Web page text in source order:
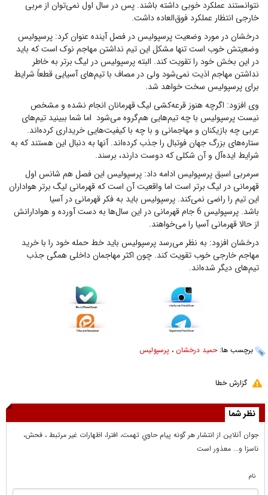
نتوانستند عملکرد خوبی داشته باشند. پس در سال اول نمی‌توان از مربی
خارجی انتظار عملکرد فوق‌العاده داشت.
درخشان در مورد وضعیت پرسپولیس در فصل آینده عنوان کرد:‌ پرسپولیس
وضعیتش خوب است تنها مشکل این تیم نداشتن مهاجم نوک است که باید
در این بخش خود را تقویت کند. البته پرسپولیس در لیگ برتر به خاطر
نداشتن مهاجم اذیت نمی‌شود ولی در مصاف با تیم‌های آسیایی قطعاً شرایط
برای پرسپولیس سخت خواهد شد.
وی افزود: اگرچه هنوز قرعه‌کشی لیگ قهرمانان انجام نشده و مشخص
نیست پرسپولیس با چه تیم‌هایی هم‌گروه می‌شود اما شما ببینید تیم‌های
عربی چه بازیکنان و مهاجمانی و با چه با کیفیت‌‌هایی خریداری کرده‌اند.
ستاره‌های بزرگ جهان فوتبال را جذب کرده‌اند. آنها به دنبال این هستند که به
شرایط ایده‌آل و آن شکلی که دوست دارند، برسند.
سرمربی اسبق پرسپولیس ادامه داد: پرسپولیس این فصل هم شانس اول
قهرمانی در لیگ برتر است اما واقعیت آن است که قهرمانی لیگ برتر هواداران
این تیم را راضی نمی‌کند. پرسپولیس باید به فکر قهرمانی در آسیا
باشد. پرسپولیس 6 جام قهرمانی در این سال‌ها به دست آورده و هوادارانش
از حالا قهرمانی آسیا را می‌خواهند.
درخشان افزود: به نظر می‌رسد پرسپولیس باید خط حمله خود را با خرید
مهاجم خارجی خوب تقویت کند. چون اکثر مهاجمان داخلی همگی جذب
تیم‌های دیگر شده‌اند.
برچسب ها:حمید درخشان ، پرسپولیس
گزارش خطا
نظر شما
جوان آنلاين از انتشار هر گونه پيام حاوي تهمت، افترا، اظهارات غير مرتبط ، فحش،
ناسزا و... معذور است
نام